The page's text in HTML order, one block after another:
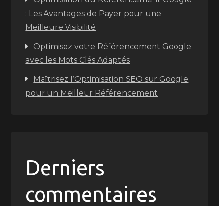
: Les Avantages de Payer pour une
Meilleure Visibilité
Optimisez votre Référencement Google
avec les Mots Clés Adaptés
Maîtrisez l’Optimisation SEO sur Google
pour un Meilleur Référencement
Derniers
commentaires